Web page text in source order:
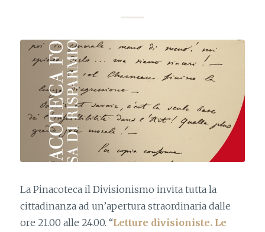
La Pinacoteca il Divisionismo invita tutta la
cittadinanza ad un’apertura straordinaria dalle
ore 21.00 alle 24.00. “Letture divisioniste. Le